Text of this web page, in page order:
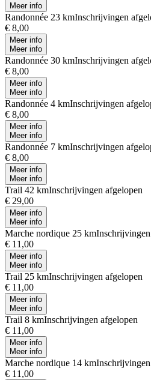
Meer info
Randonnée 23 kmInschrijvingen
€ 8,00
Meer info
Meer info
Randonnée 30 kmInschrijvingen
€ 8,00
Meer info
Meer info
Randonnée 4 kmInschrijvingen
€ 8,00
Meer info
Meer info
Randonnée 7 kmInschrijvingen
€ 8,00
Meer info
Meer info
Trail 42 kmInschrijvingen afgelopen
€ 29,00
Meer info
Meer info
Marche nordique 25 km
€ 11,00
Meer info
Meer info
Trail 25 kmInschrijvingen afgelopen
€ 11,00
Meer info
Meer info
Trail 8 kmInschrijvingen afgelopen
€ 11,00
Meer info
Meer info
Marche nordique 14 km
€ 11,00